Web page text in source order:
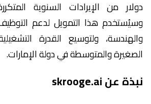
وسيُستخدم هذا التمويل لدعم
والهندسة، ولتوسيع القدرة
الصغيرة والمتوسطة في دولة الإمارات.
نبذة عن skrooge.ai